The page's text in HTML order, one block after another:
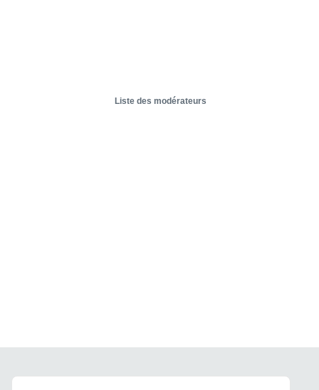
Liste des modérateurs